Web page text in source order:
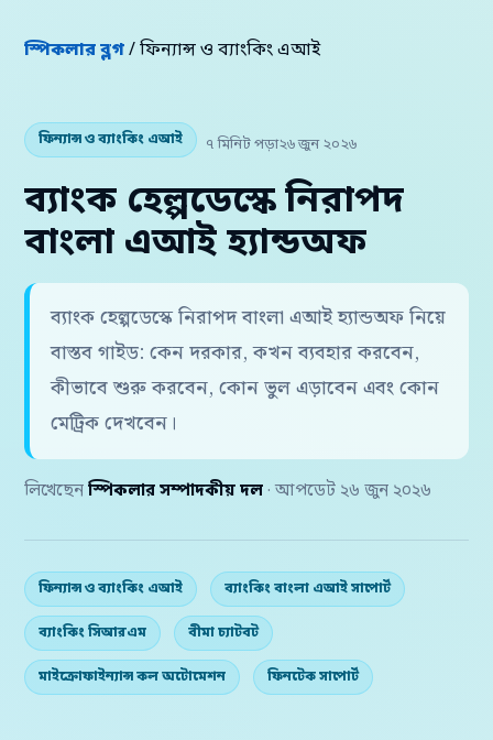
স্পিকলার ব্লগ/ ফিন্যান্স ও ব্যাংকিং এআই
ফিন্যান্স ও ব্যাংকিং এআই ৭ মিনিট পড়া২৬ জুন ২০২৬
ব্যাংক হেল্পডেস্কে নিরাপদ
বাংলা এআই হ্যান্ডঅফ
ব্যাংক হেল্পডেস্কে নিরাপদ বাংলা এআই হ্যান্ডঅফ নিয়ে
বাস্তব গাইড: কেন দরকার, কখন ব্যবহার করবেন,
কীভাবে শুরু করবেন, কোন ভুল এড়াবেন এবং কোন
মেট্রিক দেখবেন।
লিখেছেন স্পিকলার সম্পাদকীয় দল · আপডেট ২৬ জুন ২০২৬
ফিন্যান্স ও ব্যাংকিং এআই ব্যাংকিং বাংলা এআই সাপোর্ট
ব্যাংকিং সিআরএম বীমা চ্যাটবট
মাইক্রোফাইন্যান্স কল অটোমেশন ফিনটেক সাপোর্ট